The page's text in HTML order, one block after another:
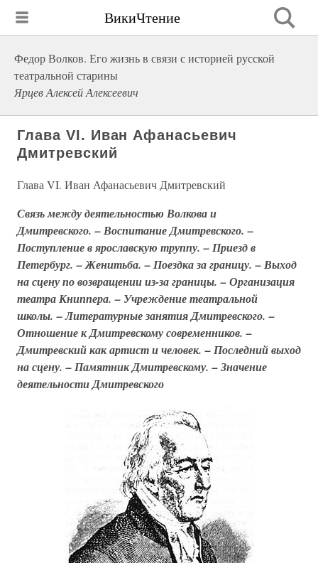
ВикиЧтение
Федор Волков. Его жизнь в связи с историей русской
театральной старины
Ярцев Алексей Алексеевич
Глава VI. Иван Афанасьевич
Дмитревский
Глава VI. Иван Афанасьевич Дмитревский
Связь между деятельностью Волкова и
Дмитревского. – Воспитание Дмитревского. –
Поступление в ярославскую труппу. – Приезд в
Петербург. – Женитьба. – Поездка за границу. – Выход
на сцену по возвращении из-за границы. – Организация
театра Книппера. – Учреждение театральной
школы. – Литературные занятия Дмитревского. –
Отношение к Дмитревскому современников. –
Дмитревский как артист и человек. – Последний выход
на сцену. – Памятник Дмитревскому. – Значение
деятельности Дмитревского